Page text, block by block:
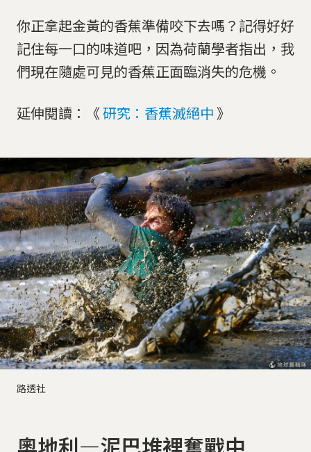
你正拿起金黃的香蕉準備咬下去嗎？記得好好
記住每一口的味道吧，因為荷蘭學者指出，我
們現在隨處可見的香蕉正面臨消失的危機。
延伸閱讀：《研究：香蕉滅絕中 》
路透社
奧地利—泥巴堆裡奮戰中